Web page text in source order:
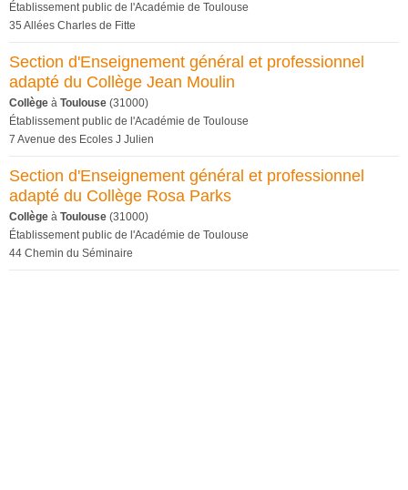
Établissement public de l'Académie de Toulouse
35 Allées Charles de Fitte
Section d'Enseignement général et professionnel
adapté du Collège Jean Moulin
Collège à Toulouse (31000)
Établissement public de l'Académie de Toulouse
7 Avenue des Ecoles J Julien
Section d'Enseignement général et professionnel
adapté du Collège Rosa Parks
Collège à Toulouse (31000)
Établissement public de l'Académie de Toulouse
44 Chemin du Séminaire